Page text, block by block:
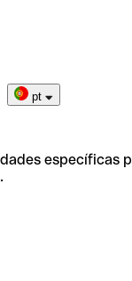
pt
específicas